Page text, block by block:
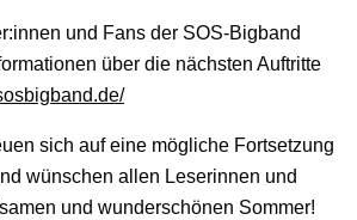
und Fans der SOS-Bigband
über die nächsten Auftritte
sich auf eine mögliche Fortsetzung
wünschen allen Leserinnen und
und wunderschönen Sommer!